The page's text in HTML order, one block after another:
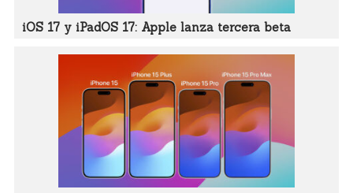
iOS 17 y iPadOS 17: Apple lanza tercera beta